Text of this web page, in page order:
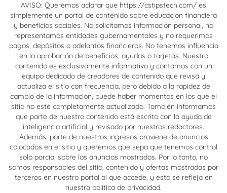
AVISO: Queremos aclarar que https://cstipstech.com/ es
simplemente un portal de contenido sobre educación financiera
y beneficios sociales. No solicitamos información personal, no
representamos entidades gubernamentales y no requerimos
pagos, depósitos o adelantos financieros. No tenemos influencia
en la aprobación de beneficios, ayudas o tarjetas. Nuestro
contenido es exclusivamente informativo y contamos con un
equipo dedicado de creadores de contenido que revisa y
actualiza el sitio con frecuencia, pero debido a la rapidez de
cambio de la información, puede haber momentos en los que el
sitio no esté completamente actualizado. También informamos
que parte de nuestro contenido está escrito con la ayuda de
inteligencia artificial y revisado por nuestros redactores.
Además, parte de nuestros ingresos proviene de anuncios
colocados en el sitio y queremos que sepa que tenemos control
solo parcial sobre los anuncios mostrados. Por lo tanto, no
somos responsables del sitio, contenido y ofertas mostradas por
terceros en nuestro portal al que accede, y esto se refleja en
nuestra política de privacidad.